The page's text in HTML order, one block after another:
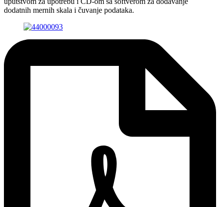
dodatnih mernih skala i čuvanje podataka.